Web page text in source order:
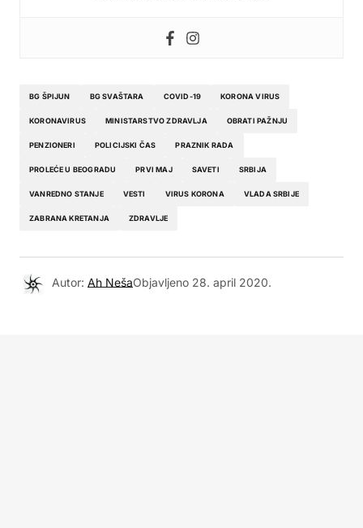
BG ŠPIJUN BG SVAŠTARA COVID-19 KORONA VIRUS
KORONAVIRUS MINISTARSTVO ZDRAVLJA OBRATI PAŽNJU
PENZIONERI POLICIJSKI ČAS PRAZNIK RADA
PROLEĆE U BEOGRADU PRVI MAJ SAVETI SRBIJA
VANREDNO STANJE VESTI VIRUS KORONA VLADA SRBIJE
ZABRANA KRETANJA ZDRAVLJE
Autor: Ah NešaObjavljeno 28. april 2020.